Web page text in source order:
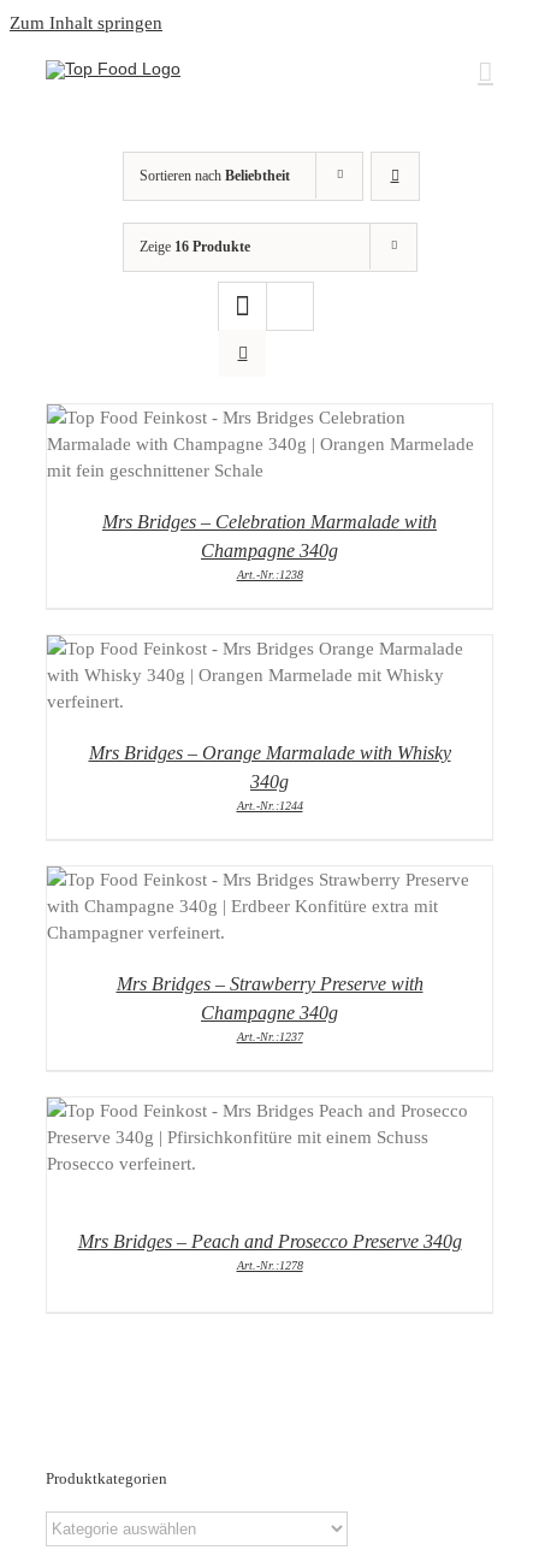
Zum Inhalt springen
Sortieren nach Beliebtheit
Zeige 16 Produkte
DETAILS
Mrs Bridges – Celebration Marmalade with
Champagne 340g
Art.-Nr.:1238
DETAILS
Mrs Bridges – Orange Marmalade with Whisky
340g
Art.-Nr.:1244
DETAILS
Mrs Bridges – Strawberry Preserve with
Champagne 340g
Art.-Nr.:1237
Mrs Bridges – Peach and Prosecco Preserve 340g
Art.-Nr.:1278
Produktkategorien